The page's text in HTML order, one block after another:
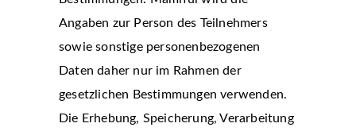
Angaben zur Person des Teilnehmers
sowie sonstige personenbezogenen
Daten daher nur im Rahmen der
gesetzlichen Bestimmungen verwenden.
Die Erhebung, Speicherung, Verarbeitung